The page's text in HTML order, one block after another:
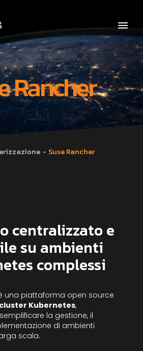
Rancher
Suse Rancher
centralizzato e
su ambienti
complessi
una piattaforma open source
cluster Kubernetes,
la gestione, il
di ambienti
scala.